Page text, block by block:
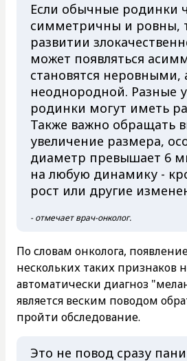
Если обычные родинки
симметричны и ровны,
развитии
может появляться
становятся неровными,
неоднородной. Разные
родинки могут иметь
Также важно обращать
увеличение размера,
диаметр превышает 6
на любую динамику -
рост или другие
- отмечает врач-онколог.
По словам онколога,
нескольких таких признаков
автоматически диагноз
является веским поводом
пройти обследование.
Это не повод сразу